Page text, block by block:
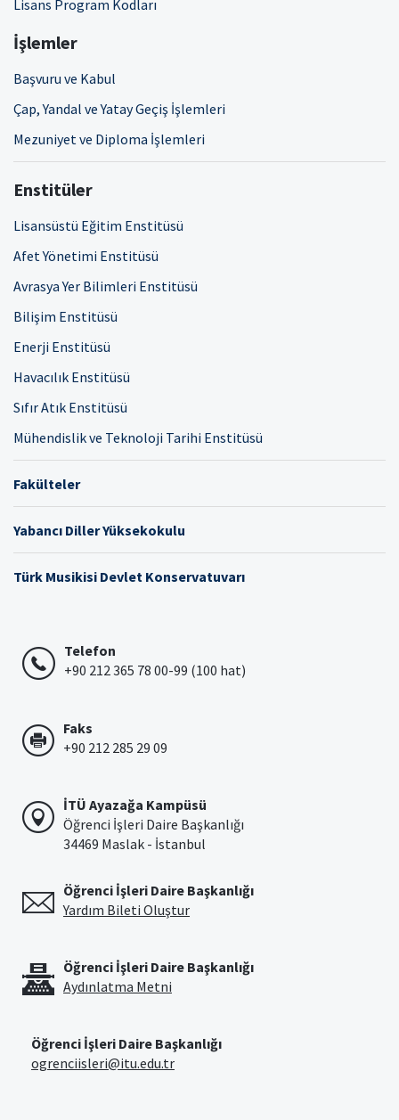
Lisans Program Kodları
İşlemler
Başvuru ve Kabul
Çap, Yandal ve Yatay Geçiş İşlemleri
Mezuniyet ve Diploma İşlemleri
Enstitüler
Lisansüstü Eğitim Enstitüsü
Afet Yönetimi Enstitüsü
Avrasya Yer Bilimleri Enstitüsü
Bilişim Enstitüsü
Enerji Enstitüsü
Havacılık Enstitüsü
Sıfır Atık Enstitüsü
Mühendislik ve Teknoloji Tarihi Enstitüsü
Fakülteler
Yabancı Diller Yüksekokulu
Türk Musikisi Devlet Konservatuvarı
Telefon
+90 212 365 78 00-99 (100 hat)
Faks
+90 212 285 29 09
İTÜ Ayazağa Kampüsü
Öğrenci İşleri Daire Başkanlığı
34469 Maslak - İstanbul
Öğrenci İşleri Daire Başkanlığı
Yardım Bileti Oluştur
Öğrenci İşleri Daire Başkanlığı
Aydınlatma Metni
Öğrenci İşleri Daire Başkanlığı
ogrenciisleri@itu.edu.tr